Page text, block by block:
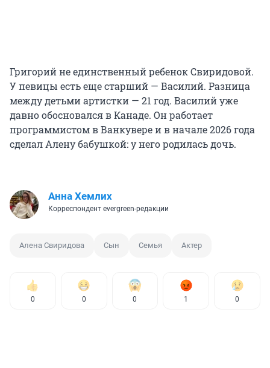
Григорий не единственный ребенок Свиридовой.
У певицы есть еще старший — Василий. Разница
между детьми артистки — 21 год. Василий уже
давно обосновался в Канаде. Он работает
программистом в Ванкувере и в начале 2026 года
сделал Алену бабушкой: у него родилась дочь.
Анна Хемлих
Корреспондент evergreen-редакции
Алена Свиридова Сын Семья Актер
0 0 0 1 0